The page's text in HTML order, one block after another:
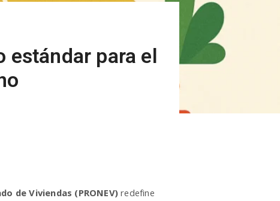
estándar para el
de Viviendas (PRONEV) redefine